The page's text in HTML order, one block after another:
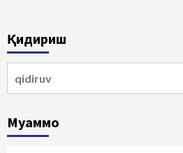
Қидириш
Муаммо